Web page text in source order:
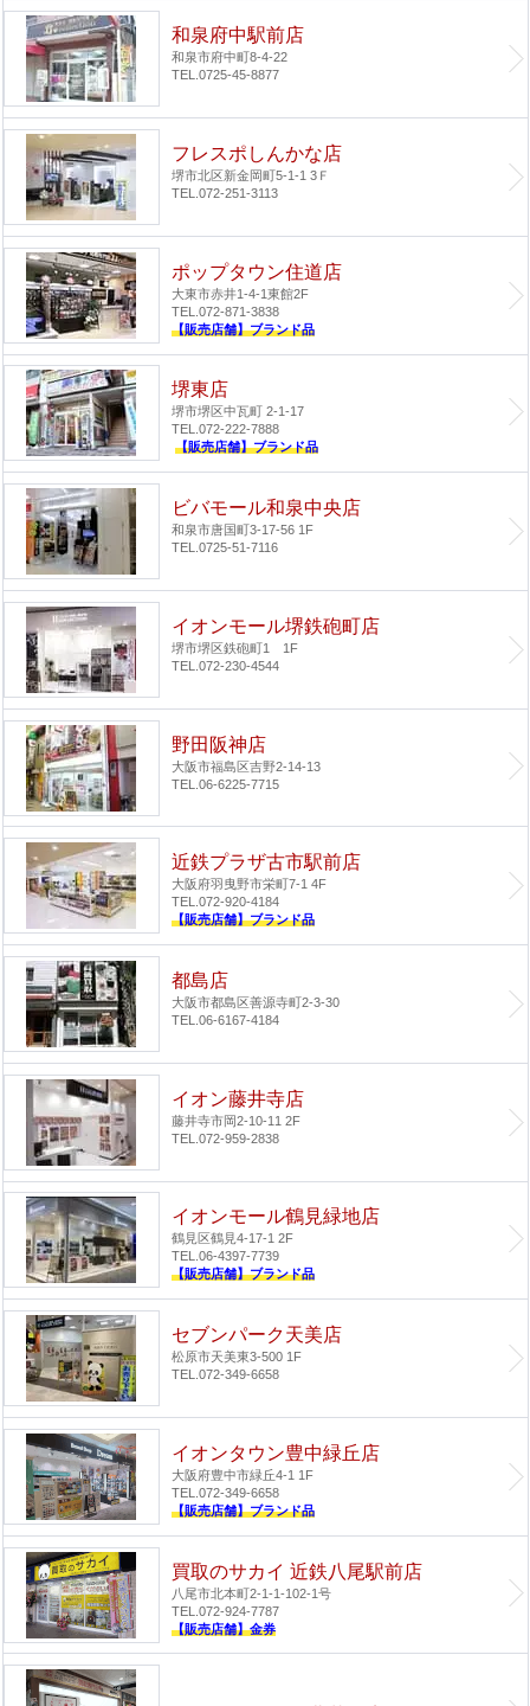
和泉府中駅前店
和泉市府中町8-4-22
TEL.0725-45-8877
フレスポしんかな店
堺市北区新金岡町5-1-1 3Ｆ
TEL.072-251-3113
ポップタウン住道店
大東市赤井1-4-1東館2F
TEL.072-871-3838
【販売店舗】ブランド品
堺東店
堺市堺区中瓦町 2-1-17
TEL.072-222-7888
【販売店舗】ブランド品
ビバモール和泉中央店
和泉市唐国町3-17-56 1F
TEL.0725-51-7116
イオンモール堺鉄砲町店
堺市堺区鉄砲町1 1F
TEL.072-230-4544
野田阪神店
大阪市福島区吉野2-14-13
TEL.06-6225-7715
近鉄プラザ古市駅前店
大阪府羽曳野市栄町7-1 4F
TEL.072-920-4184
【販売店舗】ブランド品
都島店
大阪市都島区善源寺町2-3-30
TEL.06-6167-4184
イオン藤井寺店
藤井寺市岡2-10-11 2F
TEL.072-959-2838
イオンモール鶴見緑地店
鶴見区鶴見4-17-1 2F
TEL.06-4397-7739
【販売店舗】ブランド品
セブンパーク天美店
松原市天美東3-500 1F
TEL.072-349-6658
イオンタウン豊中緑丘店
大阪府豊中市緑丘4-1 1F
TEL.072-349-6658
【販売店舗】ブランド品
買取のサカイ 近鉄八尾駅前店
八尾市北本町2-1-1-102-1号
TEL.072-924-7787
【販売店舗】金券